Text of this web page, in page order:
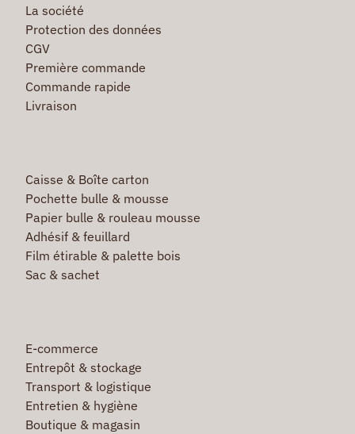
La société
Protection des données
CGV
Première commande
Commande rapide
Livraison
Caisse & Boîte carton
Pochette bulle & mousse
Papier bulle & rouleau mousse
Adhésif & feuillard
Film étirable & palette bois
Sac & sachet
E-commerce
Entrepôt & stockage
Transport & logistique
Entretien & hygiène
Boutique & magasin